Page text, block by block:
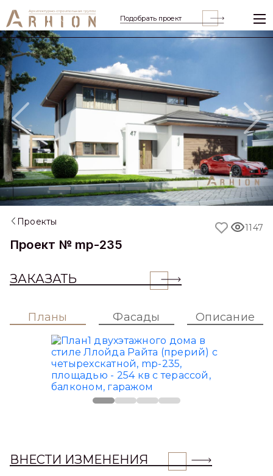
Подобрать проект
Previous
Проекты
Проект № mp-235
ЗАКАЗАТЬ
1147
Планы Фасады Описание
ВНЕСТИ ИЗМЕНЕНИЯ